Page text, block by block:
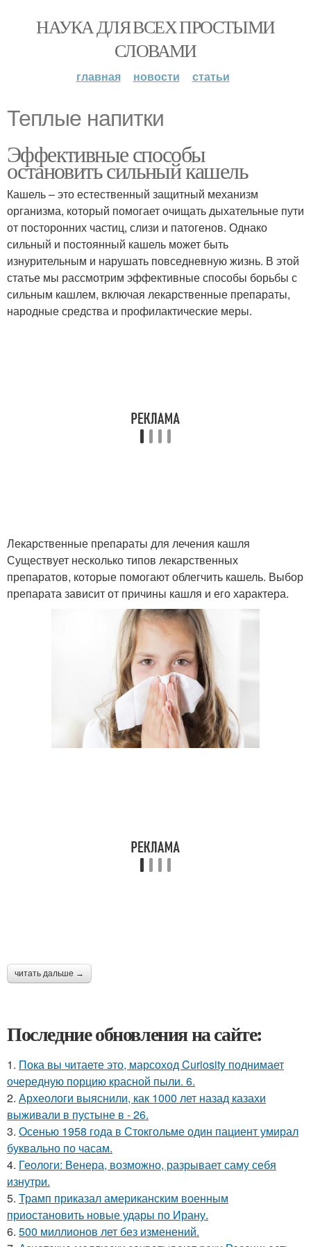
НАУКА ДЛЯ ВСЕХ ПРОСТЫМИ
СЛОВАМИ
главная новости статьи
Теплые напитки
Эффективные способы
остановить сильный кашель
Кашель – это естественный защитный механизм
организма, который помогает очищать дыхательные пути
от посторонних частиц, слизи и патогенов. Однако
сильный и постоянный кашель может быть
изнурительным и нарушать повседневную жизнь. В этой
статье мы рассмотрим эффективные способы борьбы с
сильным кашлем, включая лекарственные препараты,
народные средства и профилактические меры.
Лекарственные препараты для лечения кашля
Существует несколько типов лекарственных
препаратов, которые помогают облегчить кашель. Выбор
препарата зависит от причины кашля и его характера.
читать дальше →
Последние обновления на сайте:
1. Пока вы читаете это, марсоход Curiosity поднимает
очередную порцию красной пыли. 6.
2. Археологи выяснили, как 1000 лет назад казахи
выживали в пустыне в - 26.
3. Осенью 1958 года в Стокгольме один пациент умирал
буквально по часам.
4. Геологи: Венера, возможно, разрывает саму себя
изнутри.
5. Трамп приказал американским военным
приостановить новые удары по Ирану.
6. 500 миллионов лет без изменений.